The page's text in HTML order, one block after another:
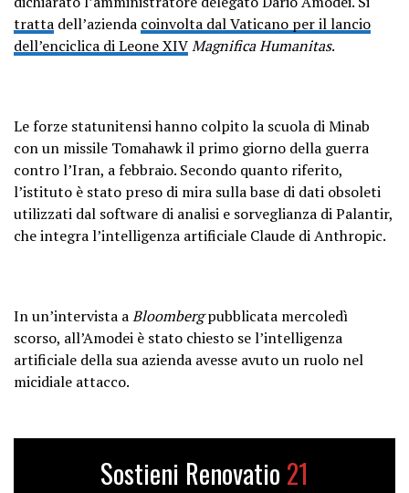
tratta dell’azienda coinvolta dal Vaticano per il lancio
dell’enciclica di Leone XIVMagnifica Humanitas.
Le forze statunitensi hanno colpito la scuola di Minab
con un missile Tomahawk il primo giorno della guerra
contro l’Iran, a febbraio. Secondo quanto riferito,
l’istituto è stato preso di mira sulla base di dati obsoleti
utilizzati dal software di analisi e sorveglianza di Palantir,
che integra l’intelligenza artificiale Claude di Anthropic.
In un’intervista aBloombergpubblicata mercoledì
scorso, all’Amodei è stato chiesto se l’intelligenza
artificiale della sua azienda avesse avuto un ruolo nel
micidiale attacco.
Sostieni Renovatio 21